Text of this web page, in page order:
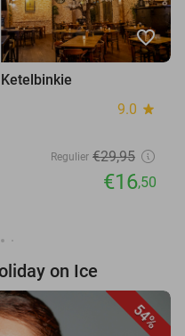
favorite_border
9.0 star
Regulier €29,95
€16,50
on Ice
54%